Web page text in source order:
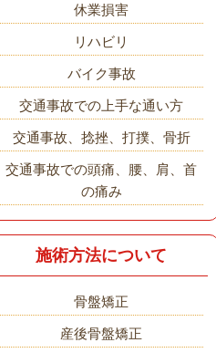
休業損害
リハビリ
バイク事故
交通事故での上手な通い方
交通事故、捻挫、打撲、骨折
交通事故での頭痛、腰、肩、首
の痛み
施術方法について
骨盤矯正
産後骨盤矯正